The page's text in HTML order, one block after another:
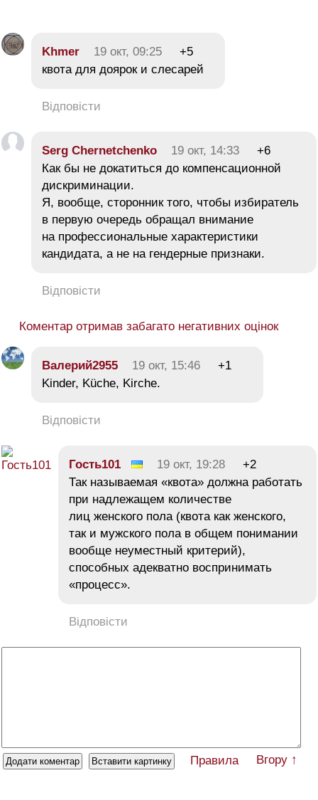
Khmer 19 окт, 09:25
+5
квота для доярок и слесарей
Відповісти
Serg Chernetchenko 19 окт, 14:33
+6
Как бы не докатиться до компенсационной
дискриминации.
Я, вообще, сторонник того, чтобы избиратель
в первую очередь обращал внимание
на профессиональные характеристики
кандидата, а не на гендерные признаки.
Відповісти
Коментар отримав забагато негативних оцінок
Валерий2955 19 окт, 15:46
+1
Kinder, Küche, Kirche.
Відповісти
Гость101 19 окт, 19:28
+2
Так называемая «квота» должна работать
при надлежащем количестве
лиц женского пола (квота как женского,
так и мужского пола в общем понимании
вообще неуместный критерий),
способных адекватно воспринимать
«процесс».
Відповісти
Правила Вгору ↑